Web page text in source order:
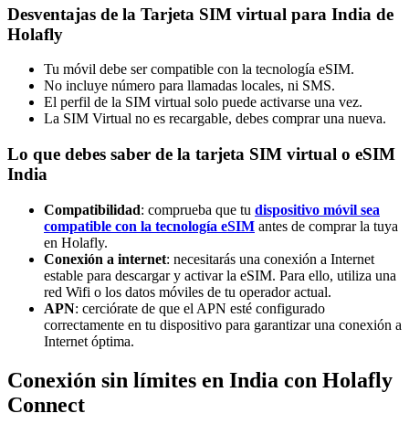
Desventajas de la Tarjeta SIM virtual para India de
Holafly
Tu móvil debe ser compatible con la tecnología eSIM.
No incluye número para llamadas locales, ni SMS.
El perfil de la SIM virtual solo puede activarse una vez.
La SIM Virtual no es recargable, debes comprar una nueva.
Lo que debes saber de la tarjeta SIM virtual o eSIM
India
Compatibilidad: comprueba que tu dispositivo móvil sea
compatible con la tecnología eSIM antes de comprar la tuya
en Holafly.
Conexión a internet: necesitarás una conexión a Internet
estable para descargar y activar la eSIM. Para ello, utiliza una
red Wifi o los datos móviles de tu operador actual.
APN: cerciórate de que el APN esté configurado
correctamente en tu dispositivo para garantizar una conexión a
Internet óptima.
Conexión sin límites en India con Holafly
Connect